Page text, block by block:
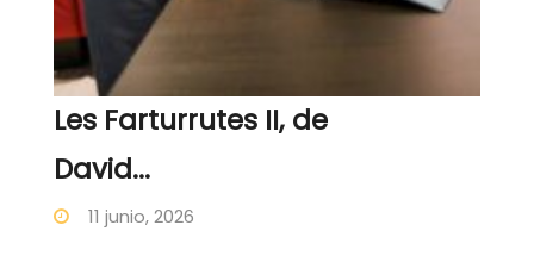
Les Farturrutes II, de
David...
11 junio, 2026